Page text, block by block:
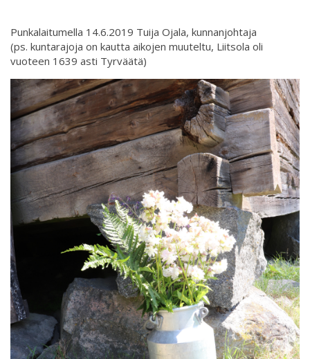
Punkalaitumella 14.6.2019 Tuija Ojala, kunnanjohtaja
(ps. kuntarajoja on kautta aikojen muuteltu, Liitsola oli
vuoteen 1639 asti Tyrväätä)